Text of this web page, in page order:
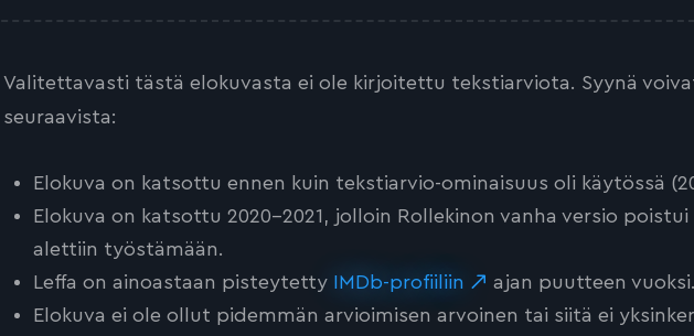
Valitettavasti tästä elokuvasta ei ole kirjoitettu tekstiarviota. Syynä
seuraavista:
Elokuva on katsottu ennen kuin tekstiarvio-ominaisuus oli käytössä
Elokuva on katsottu 2020-2021, jolloin Rollekinon vanha versio
alettiin työstämään.
Leffa on ainoastaan pisteytetty IMDb-profiiliin
ajan puutteen vuoksi.
Elokuva ei ole ollut pidemmän arvioimisen arvoinen tai siitä ei